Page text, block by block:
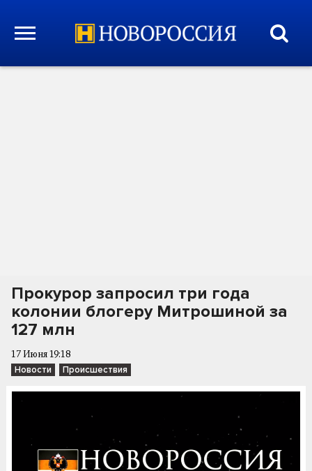
Прокурор запросил три года
колонии блогеру Митрошиной за
127 млн
17 Июня 19:18
Новости Происшествия